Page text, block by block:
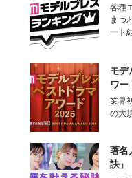
各種
まつ
ート
モデ
ワー
業界
の大
著名
訣」